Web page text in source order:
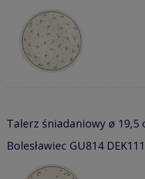
Talerz śniadaniowy ø 19,5
Bolesławiec GU814 DEK111